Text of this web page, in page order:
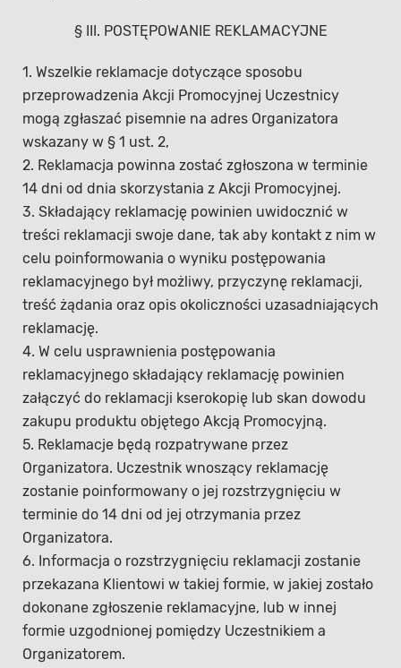
§ III. POSTĘPOWANIE REKLAMACYJNE
1. Wszelkie reklamacje dotyczące sposobu
przeprowadzenia Akcji Promocyjnej Uczestnicy
mogą zgłaszać pisemnie na adres Organizatora
wskazany w § 1 ust. 2,
2. Reklamacja powinna zostać zgłoszona w terminie
14 dni od dnia skorzystania z Akcji Promocyjnej.
3. Składający reklamację powinien uwidocznić w
treści reklamacji swoje dane, tak aby kontakt z nim w
celu poinformowania o wyniku postępowania
reklamacyjnego był możliwy, przyczynę reklamacji,
treść żądania oraz opis okoliczności uzasadniających
reklamację.
4. W celu usprawnienia postępowania
reklamacyjnego składający reklamację powinien
załączyć do reklamacji kserokopię lub skan dowodu
zakupu produktu objętego Akcją Promocyjną.
5. Reklamacje będą rozpatrywane przez
Organizatora. Uczestnik wnoszący reklamację
zostanie poinformowany o jej rozstrzygnięciu w
terminie do 14 dni od jej otrzymania przez
Organizatora.
6. Informacja o rozstrzygnięciu reklamacji zostanie
przekazana Klientowi w takiej formie, w jakiej zostało
dokonane zgłoszenie reklamacyjne, lub w innej
formie uzgodnionej pomiędzy Uczestnikiem a
Organizatorem.